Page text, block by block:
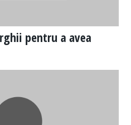
pentru a avea